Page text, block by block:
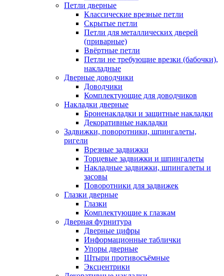
Петли дверные
Классические врезные петли
Скрытые петли
Петли для металлических дверей
(приварные)
Ввёртные петли
Петли не требующие врезки (бабочки),
накладные
Дверные доводчики
Доводчики
Комплектующие для доводчиков
Накладки дверные
Броненакладки и защитные накладки
Декоративные накладки
Задвижки, поворотники, шпингалеты,
ригели
Врезные задвижки
Торцевые задвижки и шпингалеты
Накладные задвижки, шпингалеты и
засовы
Поворотники для задвижек
Глазки дверные
Глазки
Комплектующие к глазкам
Дверная фурнитура
Дверные цифры
Информационные таблички
Упоры дверные
Штыри противосъёмные
Эксцентрики